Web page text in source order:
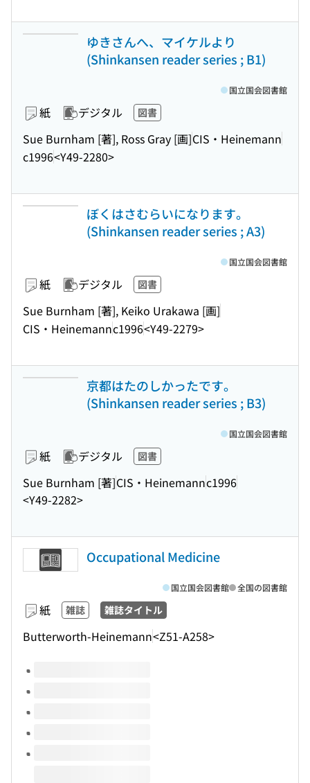
ゆきさんへ、マイケルより
(Shinkansen reader series ; B1)
紙 デジタル 図書
Sue Burnham [著], Ross Gray [画]CIS・Heinemann
c1996<Y49-2280>
国立国会図書館
ぼくはさむらいになります。
(Shinkansen reader series ; A3)
紙 デジタル 図書
Sue Burnham [著], Keiko Urakawa [画]
CIS・Heinemannc1996<Y49-2279>
国立国会図書館
京都はたのしかったです。
(Shinkansen reader series ; B3)
紙 デジタル 図書
Sue Burnham [著]CIS・Heinemannc1996
<Y49-2282>
国立国会図書館
Occupational Medicine
紙 雑誌 雑誌タイトル
Butterworth-Heinemann<Z51-A258>
国立国会図書館 全国の図書館
このタイトルの巻号